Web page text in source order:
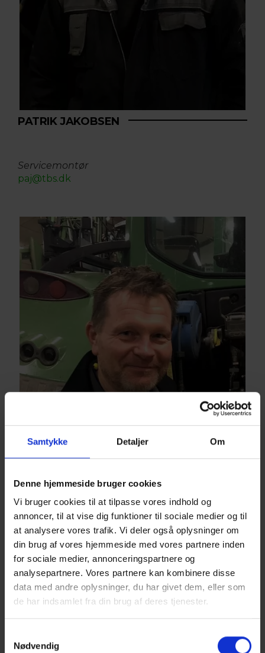
Samtykke Detaljer Om
Denne hjemmeside bruger cookies
Vi bruger cookies til at tilpasse vores indhold og
annoncer, til at vise dig funktioner til sociale medier og til
at analysere vores trafik. Vi deler også oplysninger om
din brug af vores hjemmeside med vores partnere inden
for sociale medier, annonceringspartnere og
analysepartnere. Vores partnere kan kombinere disse
data med andre oplysninger, du har givet dem, eller som
de har indsamlet fra din brug af deres tjenester.
Nødvendig
PATRIK JAKOBSEN
Servicemontør
paj@tbs.dk
JØRGEN JØRGENSEN
Servicemontør
joj@tbs.dk